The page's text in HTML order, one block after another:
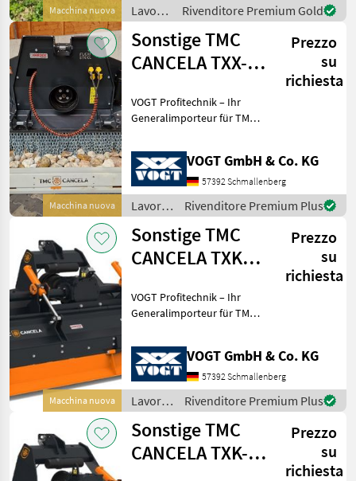
Macchina nuova
più i
Lavorazione
terreno
/
Sonstige
Rivenditore Premium Gold
Macchina nuova
Sonstige TMC
CANCELA TXX-
Prezzo
su
richiesta
VOGT Profitechnik – Ihr
Generalimporteur für TMC
Österreich = Große Auswahl
an TMC Forstmulchern,
Forstfräsen &
Steinbrechern für Schlep
VOGT GmbH & Co. KG
57392 Schmallenberg
Lavorazione
terreno
/
Sonstige
Rivenditore Premium Plus
Macchina nuova
Sonstige TMC
CANCELA TXK2-
/Steinfräse
Prezzo
su
richiesta
VOGT Profitechnik – Ihr
Generalimporteur für TMC
Österreich = Große Auswahl
an TMC Forstmulchern,
Forstfräsen &
Steinbrechern für Schlep
VOGT GmbH & Co. KG
57392 Schmallenberg
Lavorazione
terreno
/
Sonstige
Rivenditore Premium Plus
Sonstige TMC
CANCELA TXK-
Prezzo
su
richiesta